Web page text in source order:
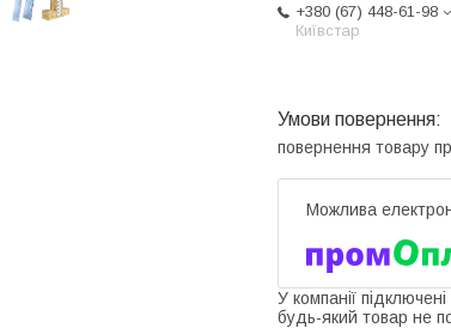
+380 (67) 448-61-98
Київстар
повернення товару
У компанії
будь-який товар не